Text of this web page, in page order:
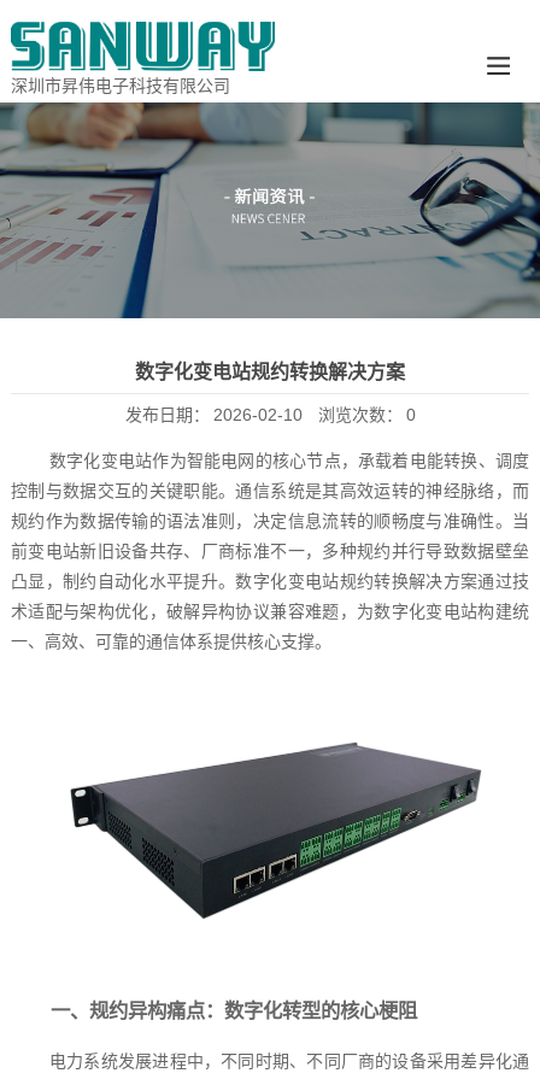
深圳市昇伟电子科技有限公司
数字化变电站规约转换解决方案
发布日期： 2026-02-10 浏览次数： 0
数字化变电站作为智能电网的核心节点，承载着电能转换、调度
控制与数据交互的关键职能。通信系统是其高效运转的神经脉络，而
规约作为数据传输的语法准则，决定信息流转的顺畅度与准确性。当
前变电站新旧设备共存、厂商标准不一，多种规约并行导致数据壁垒
凸显，制约自动化水平提升。数字化变电站规约转换解决方案通过技
术适配与架构优化，破解异构协议兼容难题，为数字化变电站构建统
一、高效、可靠的通信体系提供核心支撑。
一、规约异构痛点：数字化转型的核心梗阻
电力系统发展进程中，不同时期、不同厂商的设备采用差异化通